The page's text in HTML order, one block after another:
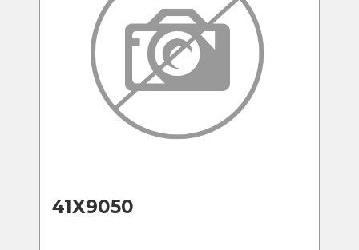
41X9050